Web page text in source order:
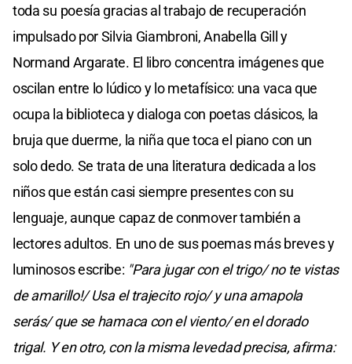
toda su poesía gracias al trabajo de recuperación
impulsado por Silvia Giambroni, Anabella Gill y
Normand Argarate. El libro concentra imágenes que
oscilan entre lo lúdico y lo metafísico: una vaca que
ocupa la biblioteca y dialoga con poetas clásicos, la
bruja que duerme, la niña que toca el piano con un
solo dedo. Se trata de una literatura dedicada a los
niños que están casi siempre presentes con su
lenguaje, aunque capaz de conmover también a
lectores adultos. En uno de sus poemas más breves y
luminosos escribe: "Para jugar con el trigo/ no te vistas
de amarillo!/ Usa el trajecito rojo/ y una amapola
serás/ que se hamaca con el viento/ en el dorado
trigal. Y en otro, con la misma levedad precisa, afirma: